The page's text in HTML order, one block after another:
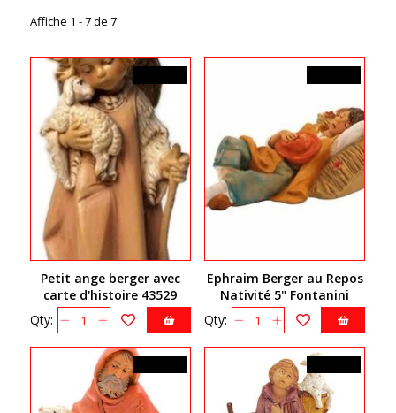
Affiche 1 - 7 de 7
Petit ange berger avec
carte d'histoire 43529
Qty:
Ephraim Berger au Repos
Nativité 5" Fontanini
54033
Qty: